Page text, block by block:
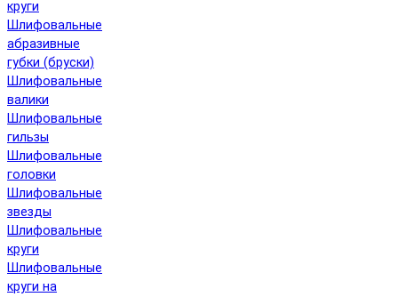
круги
Шлифовальные
абразивные
губки (бруски)
Шлифовальные
валики
Шлифовальные
гильзы
Шлифовальные
головки
Шлифовальные
звезды
Шлифовальные
круги
Шлифовальные
круги на